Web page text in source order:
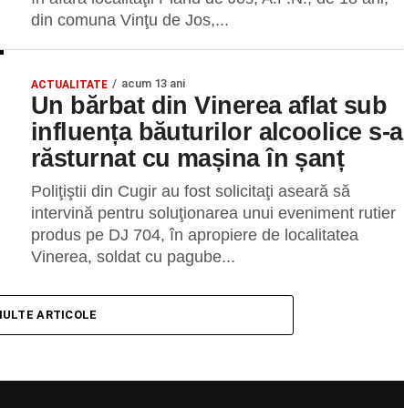
din comuna Vinţu de Jos,...
ACTUALITATE acum 13 ani
Un bărbat din Vinerea aflat sub
influența băuturilor alcoolice s-a
răsturnat cu mașina în șanț
Poliţiştii din Cugir au fost solicitaţi aseară să
intervină pentru soluţionarea unui eveniment rutier
produs pe DJ 704, în apropiere de localitatea
Vinerea, soldat cu pagube...
ARTICOLE